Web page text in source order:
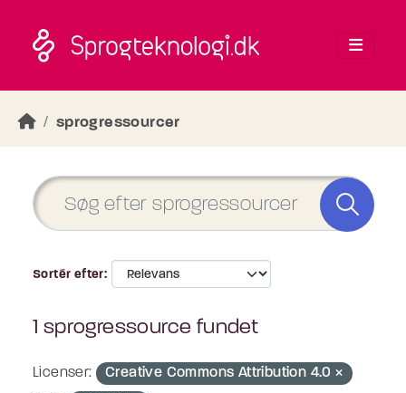
sprogressourcer
Sortér efter
1 sprogressource fundet
Licenser:
Creative Commons Attribution 4.0